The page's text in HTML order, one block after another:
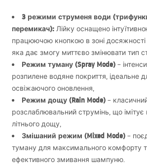
3 режими струменя води
перемикач): Лійку оснащено
працюючою кнопкою в зоні досяжності
яка дає змогу миттєво змінювати тип
Режим туману (Spray Mode) –
розпилене водяне покриття, ідеальне
освіжаючого оновлення,
Режим дощу (Rain Mode) –
розслаблювальний струмінь, що імітує
літнього дощу,
Змішаний режим (Mixed Mode) –
туману для максимального комфорту
ефективного змивання шампуню.